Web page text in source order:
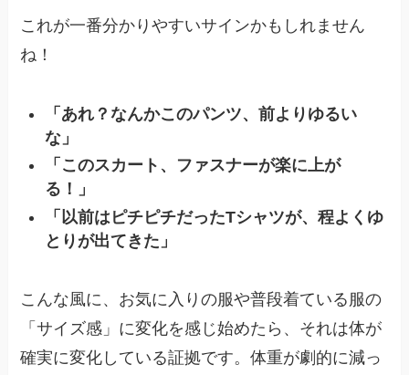
これが一番分かりやすいサインかもしれません
ね！
「あれ？なんかこのパンツ、前よりゆるい
な」
「このスカート、ファスナーが楽に上が
る！」
「以前はピチピチだったTシャツが、程よくゆ
とりが出てきた」
こんな風に、お気に入りの服や普段着ている服の
「サイズ感」に変化を感じ始めたら、それは体が
確実に変化している証拠です。体重が劇的に減っ